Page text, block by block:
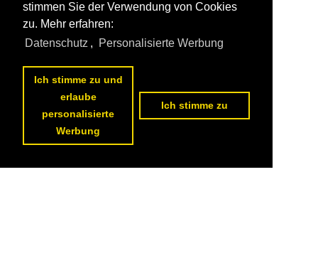
stimmen Sie der Verwendung von Cookies
zu. Mehr erfahren:
Datenschutz , Personalisierte Werbung
Ich stimme zu und
erlaube
personalisierte
Werbung
Ich stimme zu